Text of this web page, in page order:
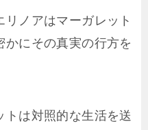
ノアはマーガレット
にその真実の行方を
トは対照的な生活を送